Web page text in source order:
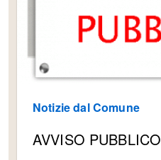
Notizie dal Comune
AVVISO PUBBLICO